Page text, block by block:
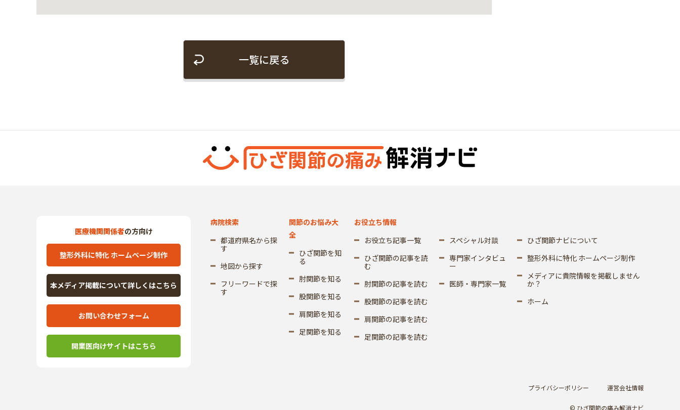
一覧に戻る
医療機関関係者の方向け
整形外科に特化 ホームページ制作
本メディア掲載について詳しくはこちら
お問い合わせフォーム
開業医向けサイトはこちら
病院検索
都道府県名から探
す
地図から探す
フリーワードで探
す
関節のお悩み大
全
ひざ関節を知
る
肘関節を知る
股関節を知る
肩関節を知る
足関節を知る
お役立ち情報
お役立ち記事一覧
ひざ関節の記事を読
む
肘関節の記事を読む
股関節の記事を読む
肩関節の記事を読む
足関節の記事を読む
スペシャル対談
専門家インタビュ
ー
医師・専門家一覧
ひざ関節ナビについて
整形外科に特化 ホームページ制作
メディアに貴院情報を掲載しません
か？
ホーム
プライバシーポリシー 運営会社情報
© ひざ関節の痛み解消ナビ